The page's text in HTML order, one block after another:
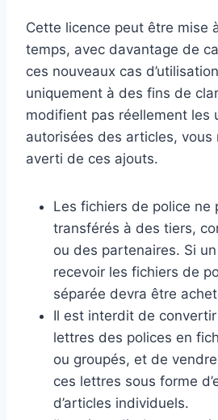
Cette licence peut être mise
temps, avec davantage de
ces nouveaux cas
uniquement à des fins de
modifient pas réellement les
autorisées des articles, vous
averti de ces ajouts.
Les fichiers de police ne
transférés à des tiers,
ou des partenaires. Si
recevoir les fichiers de
séparée devra être
Il est interdit de
lettres des polices en
ou groupés, et de
ces lettres sous forme
d’articles individuels.